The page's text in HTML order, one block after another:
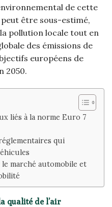
de cette
être sous-estimé,
pollution locale tout en
des émissions de
européens de
2050.
liés à la norme Euro 7
qui
marché automobile et
qualité de l’air